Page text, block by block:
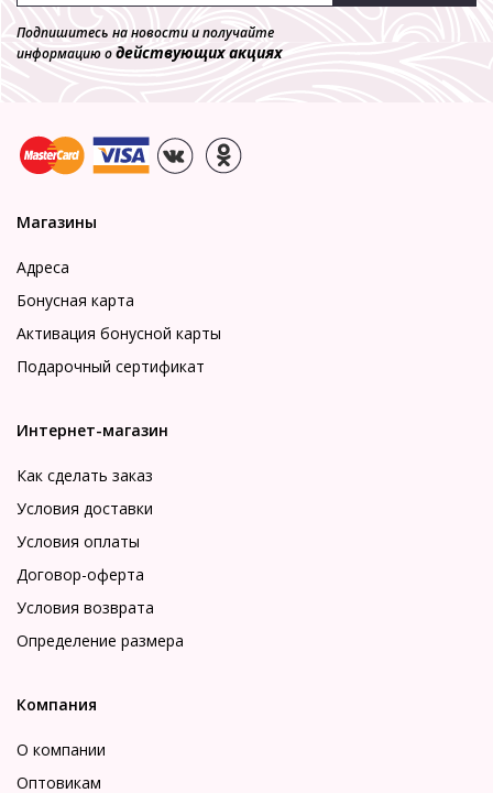
Подпишитесь на новости и получайте
информацию одействующих акциях
Магазины
Адреса
Бонусная карта
Активация бонусной карты
Подарочный сертификат
Интернет-магазин
Как сделать заказ
Условия доставки
Условия оплаты
Договор-оферта
Условия возврата
Определение размера
Компания
О компании
Оптовикам